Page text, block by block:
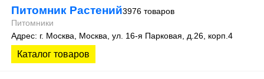
Питомник Растений3976 товаров
Питомники
Адрес: г. Москва, Москва, ул. 16-я Парковая, д.26, корп.4
Каталог товаров